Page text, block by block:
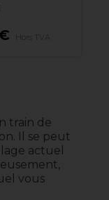
train de
Il se peut
actuel
vous